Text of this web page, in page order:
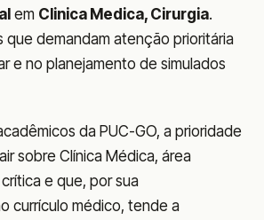
em Clinica Medica, Cirurgia.
que demandam atenção prioritária
e no planejamento de simulados
da PUC-GO, a prioridade
sobre Clínica Médica, área
e que, por sua
currículo médico, tende a